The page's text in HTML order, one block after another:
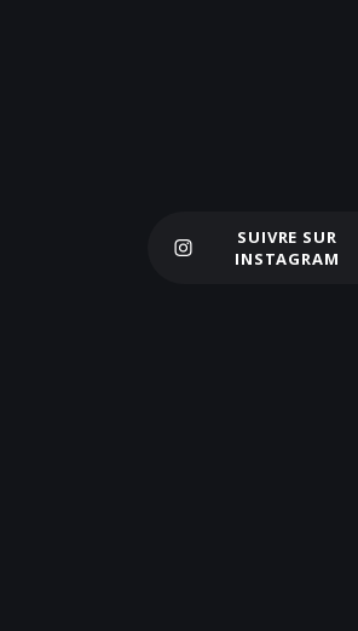
Charger plus
SUIVRE SUR
INSTAGRAM